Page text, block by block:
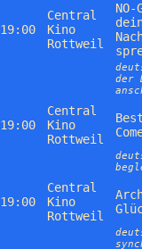
19:00
Central
Kino
Rottweil
NO-
der
19:00
Central
Kino
Rottweil
19:00
Central
Kino
Rottweil